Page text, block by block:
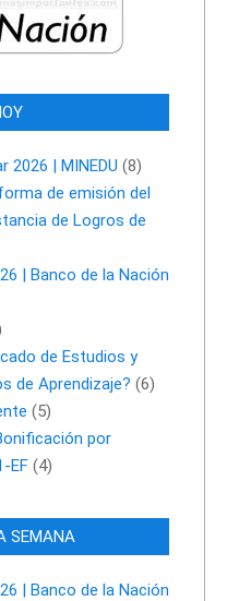
2026 | MINEDU (8)
de emisión del
de Logros de
| Banco de la Nación
de Estudios y
de Aprendizaje? (6)
(5)
por
EF(4)
SEMANA
| Banco de la Nación